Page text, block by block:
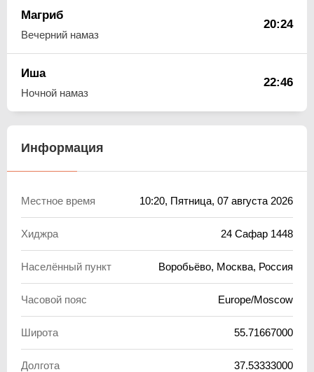
Магриб
Вечерний намаз
20:24
Иша
Ночной намаз
22:46
Информация
Местное время 10:20, Пятница, 07 августа 2026
Хиджра 24 Сафар 1448
Населённый пункт Воробьёво, Москва, Россия
Часовой пояс Europe/Moscow
Широта 55.71667000
Долгота 37.53333000